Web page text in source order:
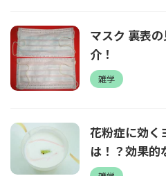
マスク 裏表
介！
雑学
花粉症に効く
は！？効果的